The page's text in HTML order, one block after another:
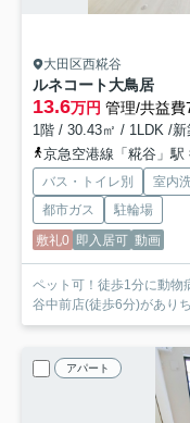
大田区西糀谷
ルネコート大鳥居
13.6万円 管理/共益費
1階 / 30.43㎡ / 1LDK /新
京急空港線「糀谷」駅
バス・トイレ別 室内
都市ガス
駐輪場
敷礼0 即入居可 動画
ペット可！徒歩1分に動物
谷中前店(徒歩6分)があり
アパート